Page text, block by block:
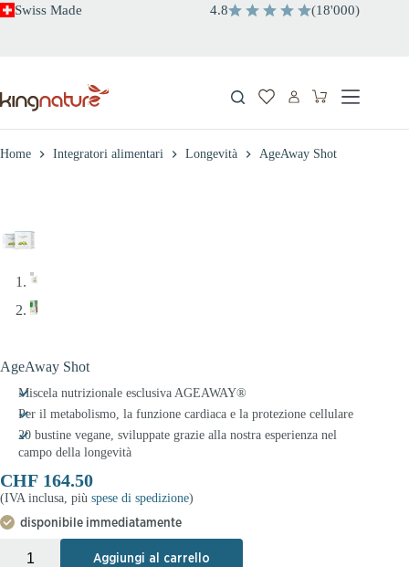
SaltaSwiss Made 4.8 (18'000)
Carrello
Home Integratori alimentari Longevità AgeAway Shot
AgeAway Shot
Miscela nutrizionale esclusiva AGEAWAY®
Per il metabolismo, la funzione cardiaca e la protezione cellulare
20 bustine vegane, sviluppate grazie alla nostra esperienza nel
campo della longevità
CHF 164.50
(IVA inclusa, più spese di spedizione)
disponibile immediatamente
Aggiungi al carrello